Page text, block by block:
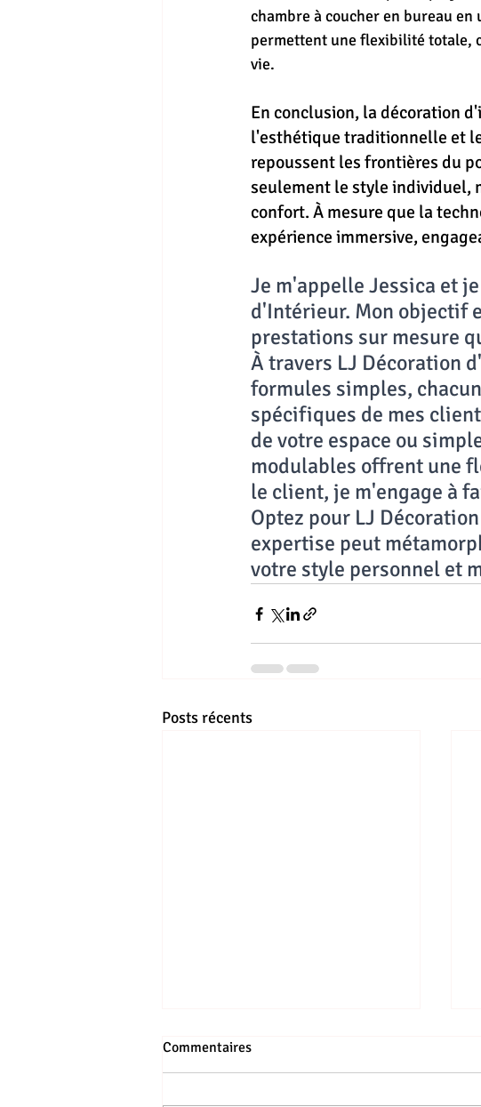
chambre à coucher en bureau
permettent une flexibilité totale,
vie.
En conclusion, la décoration
l'esthétique traditionnelle et
repoussent les frontières du
seulement le style individuel,
confort. À mesure que la
expérience immersive,
Je m'appelle Jessica et
d'Intérieur. Mon objectif
prestations sur mesure
À travers LJ Décoration
formules simples,
spécifiques de mes
de votre espace ou
modulables offrent une
le client, je m'engage à
Optez pour LJ
expertise peut
votre style personnel et
Posts récents
Commentaires